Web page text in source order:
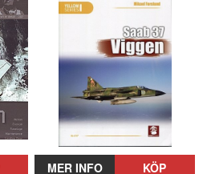
MER INFO KÖP